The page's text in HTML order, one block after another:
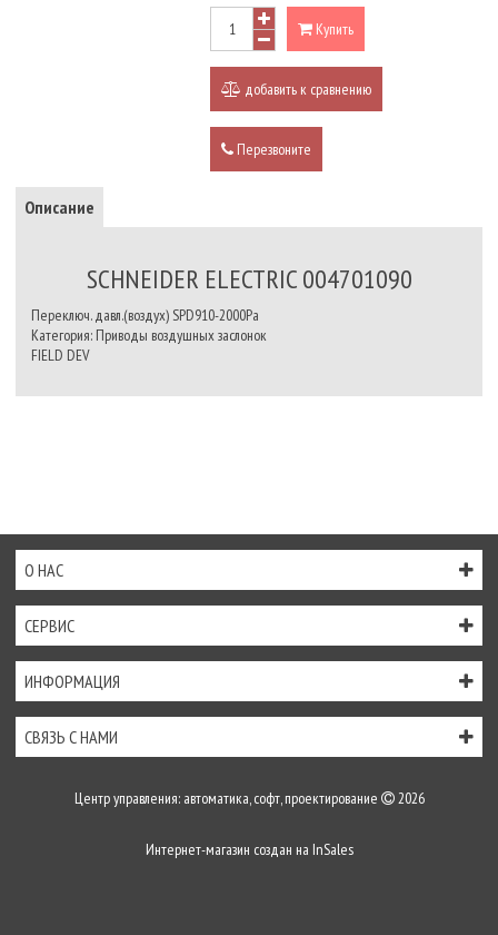
Купить
добавить к сравнению
Перезвоните
Описание
SCHNEIDER ELECTRIC 004701090
Переключ. давл.(воздух) SPD910-2000Pa
Категория: Приводы воздушных заслонок
FIELD DEV
О НАС
СЕРВИС
ИНФОРМАЦИЯ
СВЯЗЬ С НАМИ
Центр управления: автоматика, софт, проектирование 2026
Интернет-магазин создан на InSales